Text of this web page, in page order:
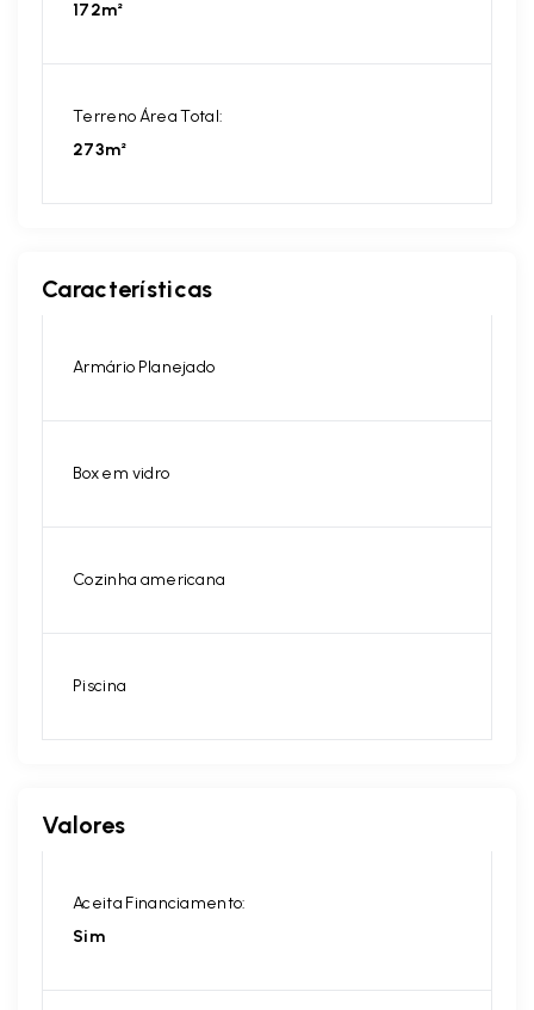
172m²
Terreno Área Total:
273m²
Características
Armário Planejado
Box em vidro
Cozinha americana
Piscina
Valores
Aceita Financiamento:
Sim